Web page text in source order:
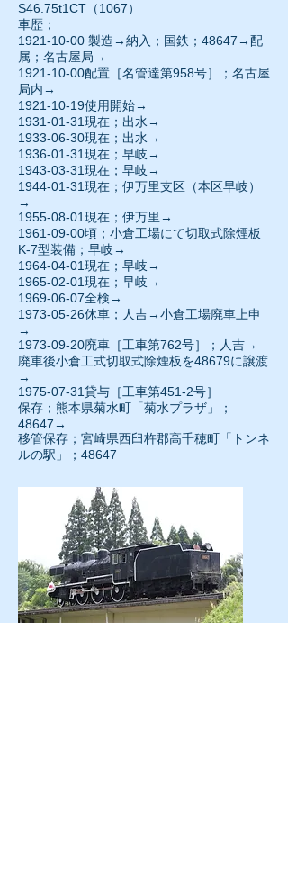
S46.75t1CT（1067）
車歴；
1921-10-00 製造→納入；国鉄；48647→配
属；名古屋局→
1921-10-00配置［名管達第958号］；名古屋
局内→
1921-10-19使用開始→
1931-01-31現在；出水→
1933-06-30現在；出水→
1936-01-31現在；早岐→
1943-03-31現在；早岐→
1944-01-31現在；伊万里支区（本区早岐）
→
1955-08-01現在；伊万里→
1961-09-00頃；小倉工場にて切取式除煙板
K-7型装備；早岐→
1964-04-01現在；早岐→
1965-02-01現在；早岐→
1969-06-07全検→
1973-05-26休車；人吉→小倉工場廃車上申
→
1973-09-20廃車［工車第762号］；人吉→
廃車後小倉工式切取式除煙板を48679に譲渡
→
1975-07-31貸与［工車第451-2号］
保存；熊本県菊水町「菊水プラザ」；
48647→
移管保存；宮崎県西臼杵郡高千穂町「トンネ
ルの駅」；48647